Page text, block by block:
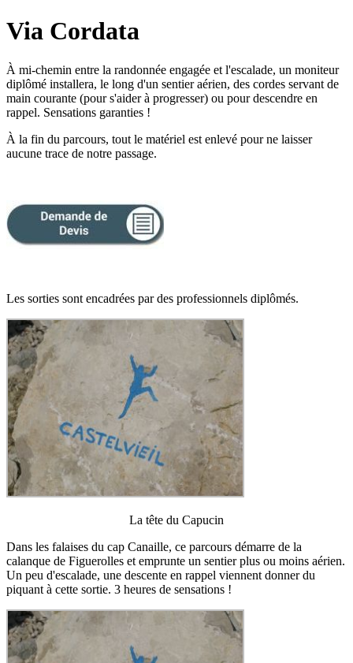
Via Cordata
À mi-chemin entre la randonnée engagée et l'escalade, un moniteur
diplômé installera, le long d'un sentier aérien, des cordes servant de
main courante (pour s'aider à progresser) ou pour descendre en
rappel. Sensations garanties !
À la fin du parcours, tout le matériel est enlevé pour ne laisser
aucune trace de notre passage.
Les sorties sont encadrées par des professionnels diplômés.
La tête du Capucin
Dans les falaises du cap Canaille, ce parcours démarre de la
calanque de Figuerolles et emprunte un sentier plus ou moins aérien.
Un peu d'escalade, une descente en rappel viennent donner du
piquant à cette sortie. 3 heures de sensations !